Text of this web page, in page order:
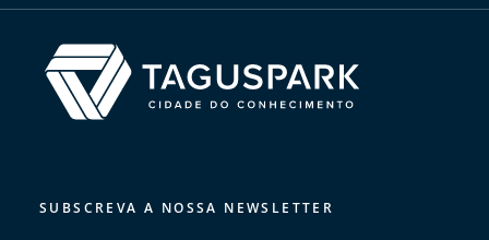
SUBSCREVA A NOSSA NEWSLETTER